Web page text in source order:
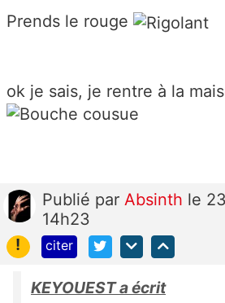
Prends le rouge
ok je sais, je rentre à la
Publié par Absinth le
14h23
!
citer
KEYOUEST a écrit